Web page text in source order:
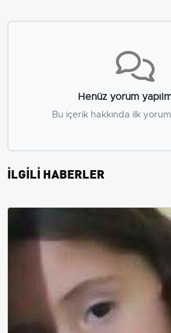
Henüz yorum
Bu içerik hakkında ilk
İLGİLİ HABERLER